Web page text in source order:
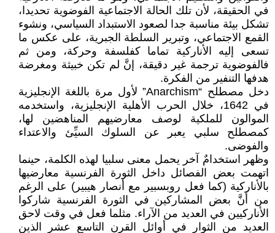
في الحقيقة، لأن تلك الحالة الاجتماعية الفوضوية تحديدا،
تشكل بيئة مناسبة جدا لصعود الاستبداد السياسي، ونشوء
القمع الاجتماعي، وتبرير السلطة الجبرية، على عكس ما
تسعى إليه الأناركية تماما كفلسفة وحركة، ومن ثم
فالفوضوية ترجمة غير دقيقة، إنَّ لم تكن خبيثة ومغرضة
هدفها التنفير من الفكرة.
دخل مصطلح “Anarchism” لأول مرة باللغة الإنجليزية
في 1642، خلال الحرب الأهلية الإنجليزية، واستخدمه
الموالون للملكية لوصف معارضيهم المناهضين لها،
كمصطلح سلبي يعبر عن السلوك السيِّئ والاعتداء
والفوضى.
وظهر استخدامٌ آخر يحمل معنى سلبيا لهذه الكلمة، حينما
اتهمت بعض الفصائل داخل الثورة الفرنسية معارضيها
بالأناركية (كما فعل روبسبير مع أنصار هيبير) على الرغم
من أنَّ بعض المشاركين في الثورة الفرنسية شاركوا
الأناركيين في العديد من الآراء. مثلما فعل في وقت لاحق
العديد من الثوار في أوائل القرن التاسع عشر الذين